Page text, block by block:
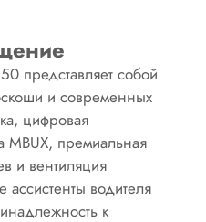
представляет собой
и современных
цифровая
MBUX, премиальная
и вентиляция
водителя
к